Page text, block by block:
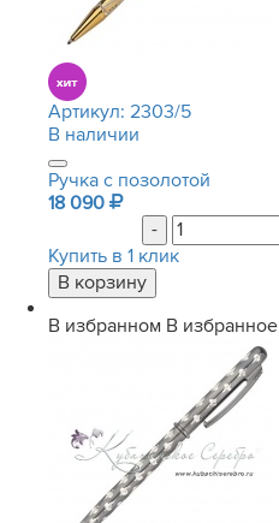
Артикул: 2303/5
В наличии
Ручка с позолотой
18 090
-
Купить в 1 клик
В избранном В избранное